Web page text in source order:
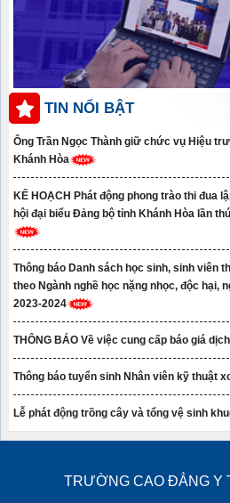
TIN NỔI BẬT
Ông Trần Ngọc Thành giữ chức vụ Hiệu
Khánh Hòa
KẾ HOẠCH Phát động phong trào thi đua
hội đại biểu Đảng bộ tỉnh Khánh Hòa lần
Thông báo Danh sách học sinh, sinh viên
theo Ngành nghề học nặng nhọc, độc hại,
2023-2024
THÔNG BÁO Về việc cung cấp báo giá
Thông báo tuyển sinh Nhân viên kỹ thuật
Lễ phát động trồng cây và tổng vệ sinh
TRƯỜNG CAO ĐẲNG Y